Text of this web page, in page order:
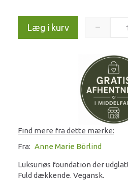
Læg i kurv
Find mere fra dette mærke:
Fra: Anne Marie Börlind
Luksuriøs foundation der
Fuld dækkende. Vegansk.